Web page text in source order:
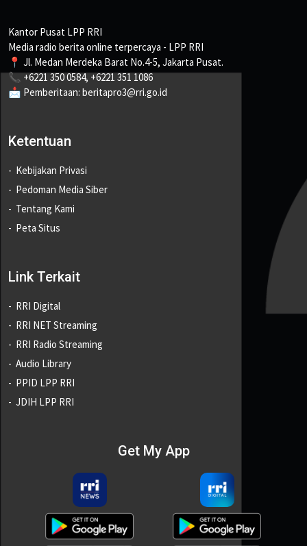
Kantor Pusat LPP RRI
Media radio berita online terpercaya - LPP RRI
📍 Jl. Medan Merdeka Barat No.4-5, Jakarta Pusat.
📞 +6221 350 0584, +6221 351 1086
📩 Pemberitaan: beritapro3@rri.go.id
Ketentuan
Kebijakan Privasi
Pedoman Media Siber
Tentang Kami
Peta Situs
Link Terkait
RRI Digital
RRI NET Streaming
RRI Radio Streaming
Audio Library
PPID LPP RRI
JDIH LPP RRI
Get My App